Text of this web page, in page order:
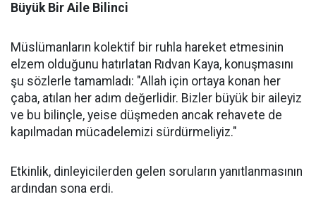
Büyük Bir Aile Bilinci
Müslümanların kolektif bir ruhla hareket etmesinin
elzem olduğunu hatırlatan Rıdvan Kaya, konuşmasını
şu sözlerle tamamladı: "Allah için ortaya konan her
çaba, atılan her adım değerlidir. Bizler büyük bir aileyiz
ve bu bilinçle, yeise düşmeden ancak rehavete de
kapılmadan mücadelemizi sürdürmeliyiz."
Etkinlik, dinleyicilerden gelen soruların yanıtlanmasının
ardından sona erdi.